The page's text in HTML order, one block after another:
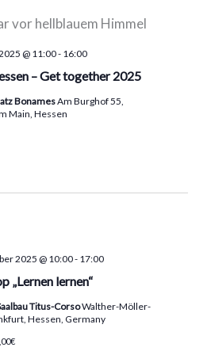
– Get together 2025
@ 11:00- 16:00
BonamesAm Burghof 55,
Main, Hessen
„Lernen lernen“
2025 @ 10:00- 17:00
Titus-CorsoWalther-Möller-
Hessen, Germany